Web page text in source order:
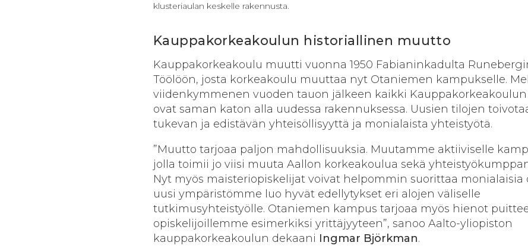
klusteriaulan keskelle rakennusta.
Kauppakorkeakoulun historiallinen muutto
Kauppakorkeakoulu muutti vuonna 1950 Fabianinkadulta
Töölöön, josta korkeakoulu muuttaa nyt Otaniemen kampukselle.
viidenkymmenen vuoden tauon jälkeen kaikki
ovat saman katon alla uudessa rakennuksessa. Uusien tilojen
tukevan ja edistävän yhteisöllisyyttä ja monialaista yhteistyötä.
”Muutto tarjoaa paljon mahdollisuuksia. Muutamme aktiiviselle
jolla toimii jo viisi muuta Aallon korkeakoulua sekä
Nyt myös maisteriopiskelijat voivat helpommin suorittaa monialaisia
uusi ympäristömme luo hyvät edellytykset eri alojen väliselle
tutkimusyhteistyölle. Otaniemen kampus tarjoaa myös hienot
opiskelijoillemme esimerkiksi yrittäjyyteen”, sanoo Aalto-yliopiston
kauppakorkeakoulun dekaani Ingmar Björkman.